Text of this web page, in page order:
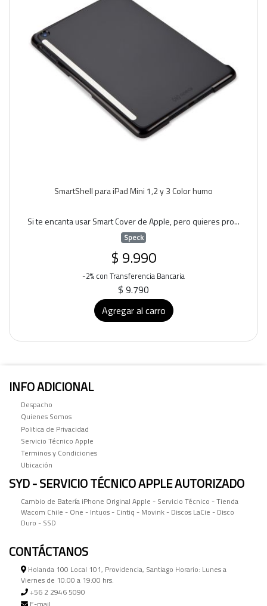
SmartShell para iPad Mini 1,2 y 3 Color humo
Si te encanta usar Smart Cover de Apple, pero quieres pro...
Speck
$ 9.990
-2% con Transferencia Bancaria
$ 9.790
Agregar al carro
INFO ADICIONAL
Despacho
Quienes Somos
Politica de Privacidad
Servicio Técnico Apple
Terminos y Condiciones
Ubicación
SYD - SERVICIO TÉCNICO APPLE AUTORIZADO
Cambio de Batería iPhone Original Apple - Servicio Técnico - Tienda
Wacom Chile - One - Intuos - Cintiq - Movink - Discos LaCie - Disco
Duro - SSD
CONTÁCTANOS
Holanda 100 Local 101, Providencia, Santiago Horario: Lunes a
Viernes de 10:00 a 19:00 hrs.
+56 2 2946 5090